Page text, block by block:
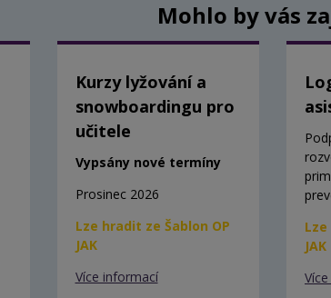
Mohlo by vás
Kurzy lyžování a
snowboardingu pro
učitele
Vypsány nové termíny
Prosinec 2026
Lze hradit ze Šablon OP
JAK
Více informací
JAK